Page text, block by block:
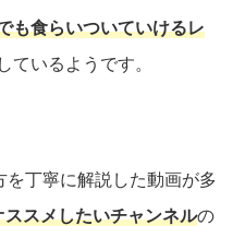
も食らいついていけるレ
ているようです。
丁寧に解説した動画が多
スメしたいチャンネルの